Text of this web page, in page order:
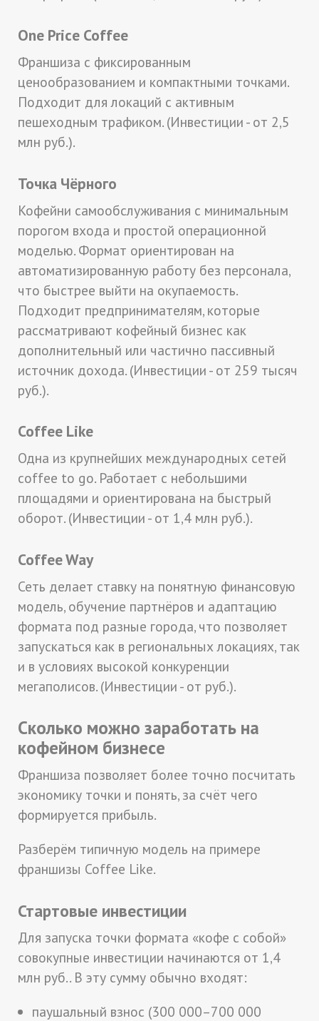
One Price Coffee
Франшиза с фиксированным
ценообразованием и компактными точками.
Подходит для локаций с активным
пешеходным трафиком. (Инвестиции - от 2,5
млн руб.).
Точка Чёрного
Кофейни самообслуживания с минимальным
порогом входа и простой операционной
моделью. Формат ориентирован на
автоматизированную работу без персонала,
что быстрее выйти на окупаемость.
Подходит предпринимателям, которые
рассматривают кофейный бизнес как
дополнительный или частично пассивный
источник дохода. (Инвестиции - от 259 тысяч
руб.).
Coffee Like
Одна из крупнейших международных сетей
coffee to go. Работает с небольшими
площадями и ориентирована на быстрый
оборот. (Инвестиции - от 1,4 млн руб.).
Coffee Way
Сеть делает ставку на понятную финансовую
модель, обучение партнёров и адаптацию
формата под разные города, что позволяет
запускаться как в региональных локациях, так
и в условиях высокой конкуренции
мегаполисов. (Инвестиции - от руб.).
Сколько можно заработать на
кофейном бизнесе
Франшиза позволяет более точно посчитать
экономику точки и понять, за счёт чего
формируется прибыль.
Разберём типичную модель на примере
франшизы Coffee Like.
Стартовые инвестиции
Для запуска точки формата «кофе с собой»
совокупные инвестиции начинаются от 1,4
млн руб.. В эту сумму обычно входят:
паушальный взнос (300 000–700 000